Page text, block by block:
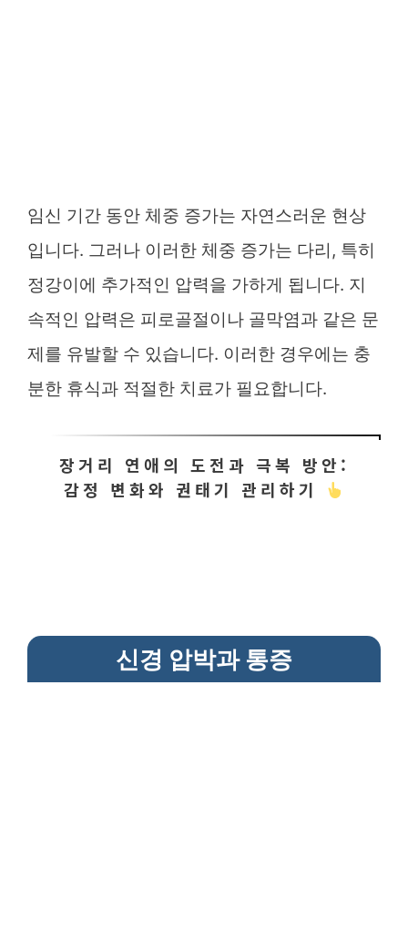
임신 기간 동안 체중 증가는 자연스러운 현상
입니다. 그러나 이러한 체중 증가는 다리, 특히
정강이에 추가적인 압력을 가하게 됩니다. 지
속적인 압력은 피로골절이나 골막염과 같은 문
제를 유발할 수 있습니다. 이러한 경우에는 충
분한 휴식과 적절한 치료가 필요합니다.
장거리 연애의 도전과 극복 방안:
감정 변화와 권태기 관리하기
신경 압박과 통증